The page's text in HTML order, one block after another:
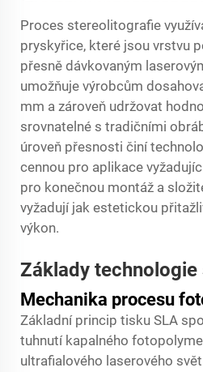
Proces stereolitografie
pryskyřice, které jsou vrstvu
přesně dávkovaným
umožňuje výrobcům
mm a zároveň udržovat
srovnatelné s tradičními
úroveň přesnosti činí
cennou pro aplikace
pro konečnou montáž a
vyžadují jak estetickou
výkon.
Základy
Mechanika procesu
Základní princip tisku SLA
tuhnutí kapalného
ultrafialového laserového